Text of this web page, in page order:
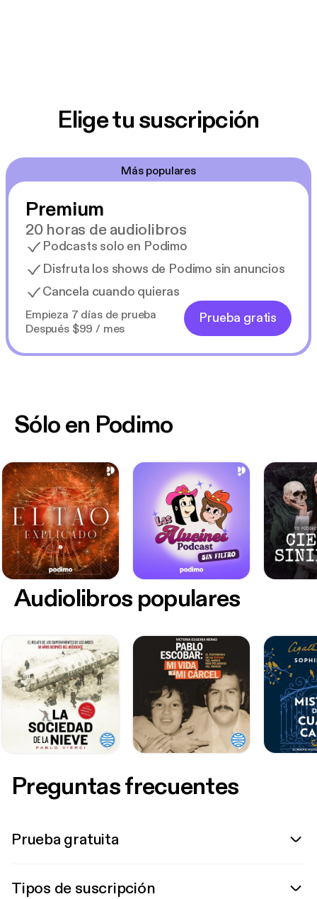
Elige tu suscripción
Más populares
Premium
20 horas de audiolibros
Podcasts solo en Podimo
Disfruta los shows de Podimo sin anuncios
Cancela cuando quieras
Empieza 7 días de prueba
Después $99 / mes
Prueba gratis
Sólo en Podimo
Audiolibros populares
Preguntas frecuentes
Prueba gratuita
Tipos de suscripción